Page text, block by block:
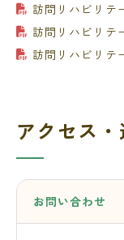
訪問リハビリテ
訪問リハビリテ
訪問リハビリテ
アクセス
お問い合わせ